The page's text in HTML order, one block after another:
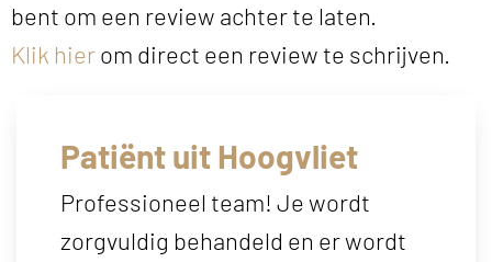
bent om een review achter te laten.
Klik hierom direct een review te schrijven.
Patiënt uit Hoogvliet
Professioneel team! Je wordt
zorgvuldig behandeld en er wordt